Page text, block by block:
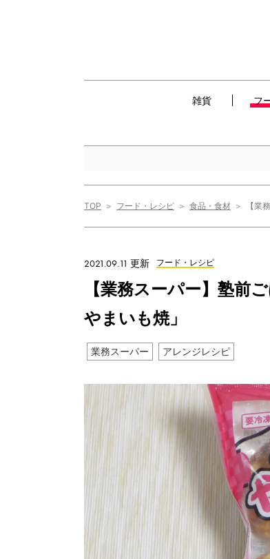
雑貨 フ
TOP フード・レシピ 食品・食材 【業
2021.09.11 更新 フード・レシピ
【業務スーパー】塾前
やまいも焼」
業務スーパー アレンジレシピ